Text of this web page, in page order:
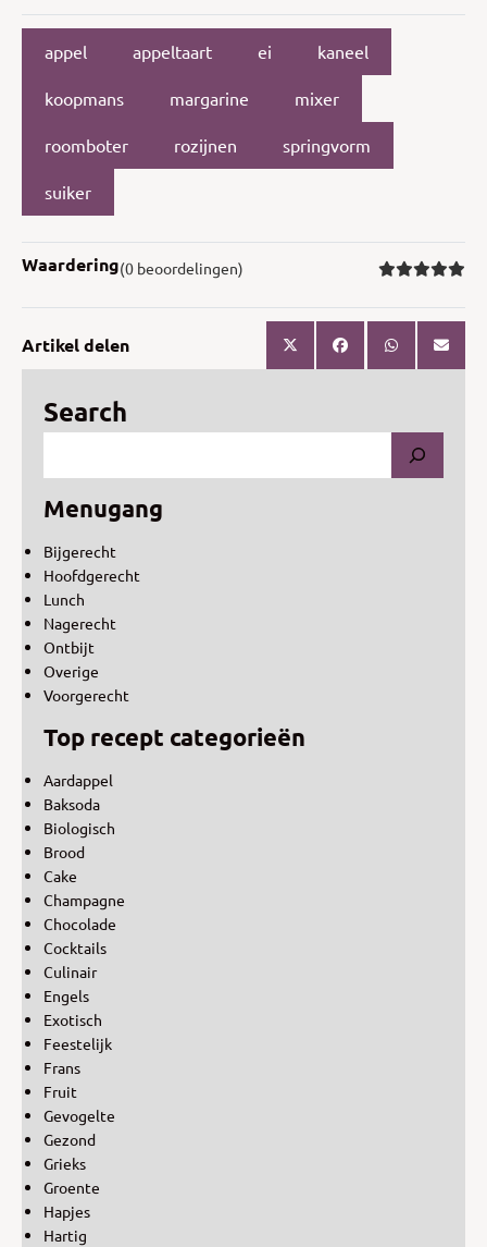
appel appeltaart ei kaneel
koopmans margarine mixer
roomboter rozijnen springvorm
suiker
Waardering(0 beoordelingen)
Artikel delen
Search
Menugang
Bijgerecht
Hoofdgerecht
Lunch
Nagerecht
Ontbijt
Overige
Voorgerecht
Top recept categorieën
Aardappel
Baksoda
Biologisch
Brood
Cake
Champagne
Chocolade
Cocktails
Culinair
Engels
Exotisch
Feestelijk
Frans
Fruit
Gevogelte
Gezond
Grieks
Groente
Hapjes
Hartig